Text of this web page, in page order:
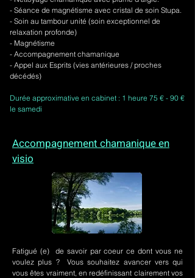
- Séance de magnétisme avec cristal de soin Stupa.
- Soin au tambour unité (soin exceptionnel de
relaxation profonde)
- Magnétisme
- Accompagnement chamanique
- Appel aux Esprits (vies antérieures / proches
décédés)
Durée approximative en cabinet : 1 heure 75 € - 90 €
le samedi
Accompagnement chamanique en
visio
Fatigué (e) de savoir par coeur ce dont vous ne
voulez plus ? Vous souhaitez avancer vers qui
vous êtes vraiment, en redéfinissant clairement vos